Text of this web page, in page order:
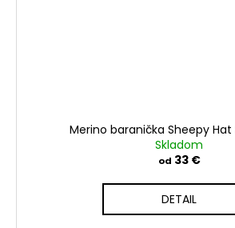
Merino baranička Sheepy Hat
Skladom
od 33 €
DETAIL